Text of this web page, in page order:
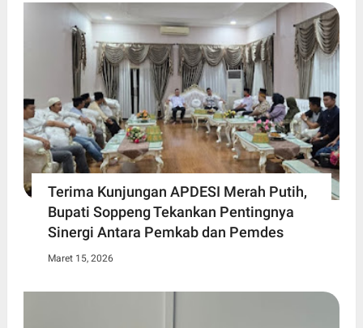
Terima Kunjungan APDESI Merah Putih,
Bupati Soppeng Tekankan Pentingnya
Sinergi Antara Pemkab dan Pemdes
Maret 15, 2026